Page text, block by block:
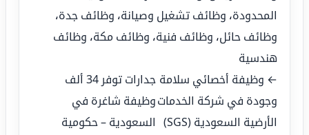
المحدودة، وظائف تشغيل وصيانة، وظائف جدة،
وظائف حائل، وظائف فنية، وظائف مكة، وظائف
هندسية
← وظيفة أخصائي سلامة
وجودة في شركة الخدمات
الأرضية السعودية (SGS)
جدارات توفر 34 ألف
وظيفة شاغرة في
السعودية – حكومية